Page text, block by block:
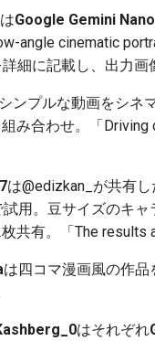
はGoogle Gemini
angle cinematic
細に記載し、出力画
ンプルな動画をシネ
み合わせ。「
は@edizkan_が共有
試用。豆サイズのキ
共有。「The results
は四コマ漫画風の作品
はそれぞれ